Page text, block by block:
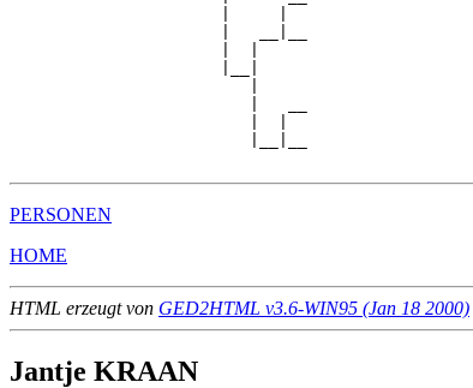
PERSONEN
HOME
HTML erzeugt von GED2HTML v3.6-WIN95 (Jan 18 2000)
Jantje KRAAN